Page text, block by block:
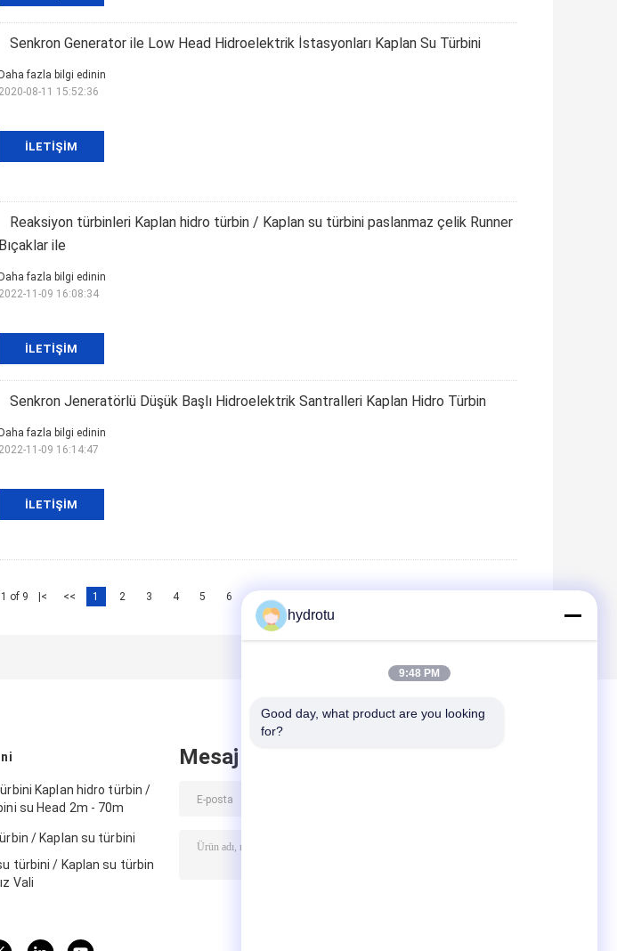
Senkron Generator ile Low Head Hidroelektrik İstasyonları Kaplan Su Türbini
İLETIŞIM
Daha fazla bilgi edinin
2020-08-11 15:52:36
Reaksiyon türbinleri Kaplan hidro türbin / Kaplan su türbini paslanmaz çelik Runner
Bıçaklar ile
İLETIŞIM
Daha fazla bilgi edinin
2022-11-09 16:08:34
Senkron Jeneratörlü Düşük Başlı Hidroelektrik Santralleri Kaplan Hidro Türbin
İLETIŞIM
Daha fazla bilgi edinin
2022-11-09 16:14:47
1 of 9 |< << 1 2 3 4 5 6
Kaplan hidro türbin /
su Head 2m - 70m
/ Kaplan su türbini
türbini / Kaplan su türbin
Vali
Mesaj bırak
hydrotu
9:48 PM
Good day, what product are you looking
for?